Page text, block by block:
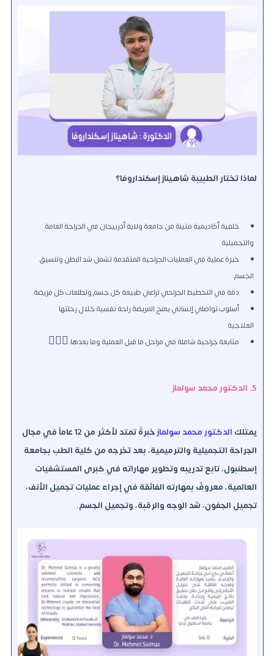
لماذا تختار الطبيبة شاهيناز إسكنداروفا؟
خلفية أكاديمية متينة من جامعة ولاية أذربيجان في الجراحة العامة
والتجميلية.
خبرة عملية في العمليات الجراحية المتقدمة تشمل شد البطن وتنسيق
الجسم.
دقة في التخطيط الجراحي تراعي طبيعة كل جسم وتطلعات كل مريضة.
أسلوب تواصلي إنساني يمنح المريضة راحة نفسية خلال رحلتها
العلاجية.
متابعة جراحية شاملة في مراحل ما قبل العملية وما بعدها.
5. الدكتور محمد سولماز
يمتلك الدكتور محمد سولماز
خبرةً تمتد لأكثر من 12 عاماً في مجال
الجراحة التجميلية والترميمية، بعد تخرجه من كلية الطب بجامعة
إسطنبول، تابع تدريبه وتطوير مهاراته في كبرى المستشفيات
العالمية، معروفٌ بمهارته الفائقة في إجراء عمليات تجميل الأنف،
تجميل الجفون، شد الوجه والرقبة، وتجميل الجسم.